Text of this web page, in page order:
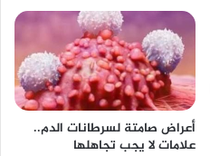
أعراض صامتة لسرطانات الدم..
علامات لا يجب تجاهلها